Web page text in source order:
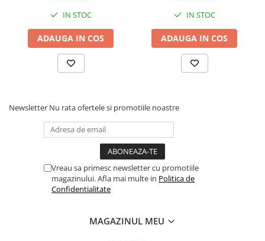
IN STOC
ADAUGA IN COS
IN STOC
ADAUGA IN COS
Newsletter Nu rata ofertele si promotiile noastre
Vreau sa primesc newsletter cu promotiile
magazinului. Afla mai multe in Politica de
Confidentialitate
MAGAZINUL MEU